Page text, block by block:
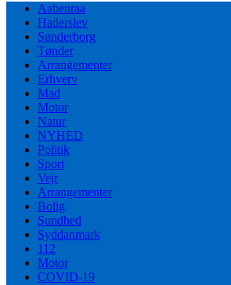
Aabenraa
Haderslev
Sønderborg
Tønder
Arrangementer
Erhverv
Mad
Motor
Natur
NYHED
Politik
Sport
Vejr
Arrangementer
Bolig
Sundhed
Syddanmark
112
Motor
COVID-19